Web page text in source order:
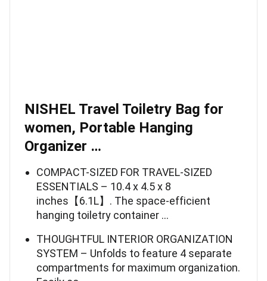
NISHEL Travel Toiletry Bag for
women, Portable Hanging
Organizer …
COMPACT-SIZED FOR TRAVEL-SIZED
ESSENTIALS – 10.4 x 4.5 x 8
inches【6.1L】. The space-efficient
hanging toiletry container …
THOUGHTFUL INTERIOR ORGANIZATION
SYSTEM – Unfolds to feature 4 separate
compartments for maximum organization.